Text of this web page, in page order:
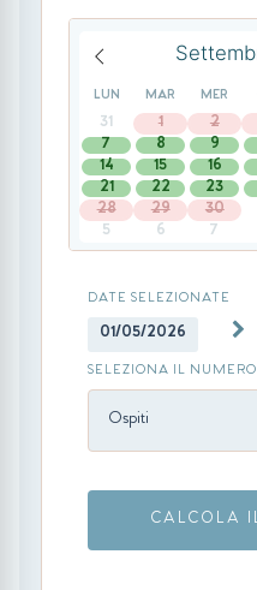
LUN MAR MER
31 1 2
7
8 9
14
15 16
21
22 23
28
29 30
5
6 7
DATE SELEZIONATE
01/05/2026
SELEZIONA IL
Ospiti
CALCOLA